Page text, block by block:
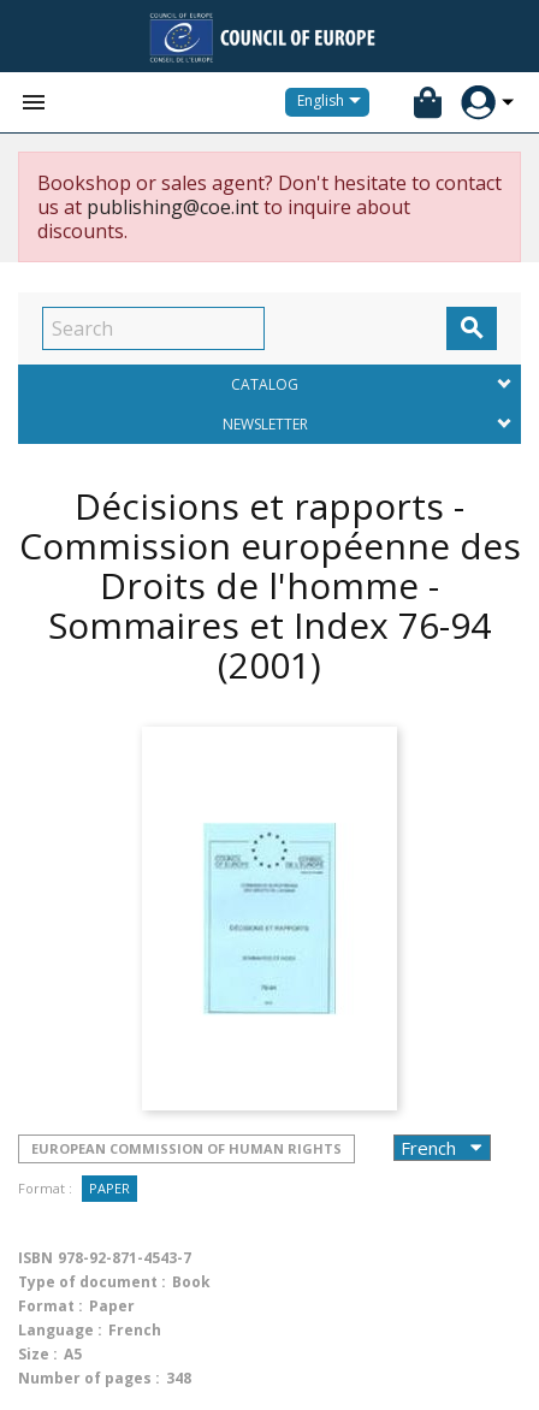
 English
Bookshop or sales agent? Don't hesitate to contact
us at publishing@coe.intto inquire about
discounts.

CATALOG
NEWSLETTER
Décisions et rapports -
Commission européenne des
Droits de l'homme -
Sommaires et Index 76-94
(2001)
EUROPEAN COMMISSION OF HUMAN RIGHTS
Format : PAPER
ISBN 978-92-871-4543-7
Type of document : Book
Format : Paper
Language : French
Size : A5
Number of pages : 348